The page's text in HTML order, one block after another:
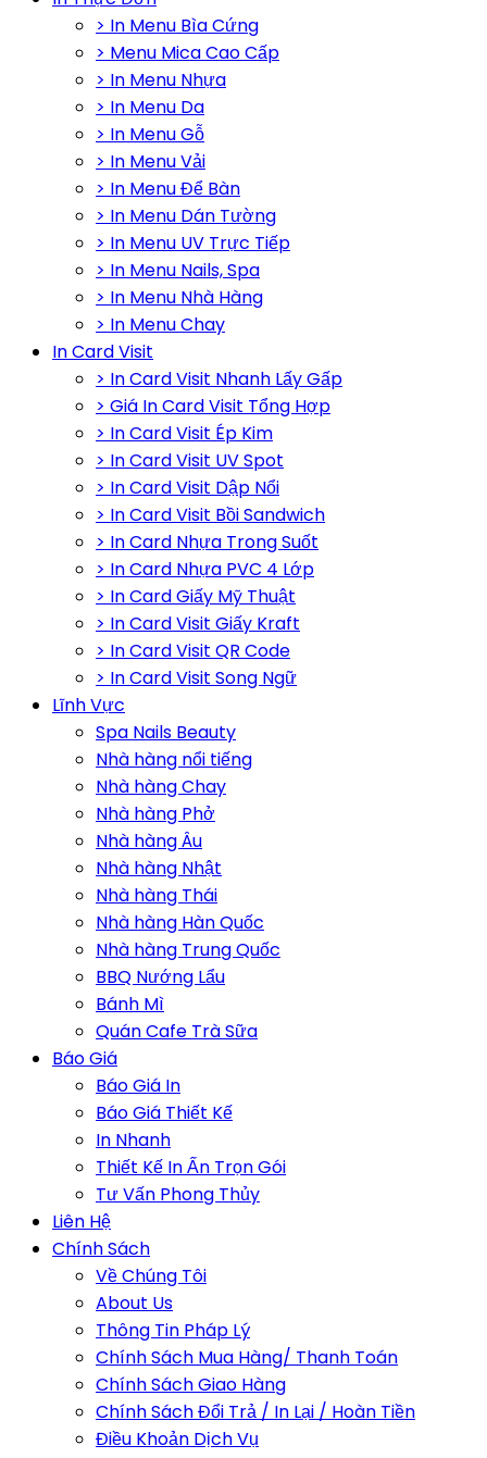
> In Menu Bìa Cứng
> Menu Mica Cao Cấp
> In Menu Nhựa
> In Menu Da
> In Menu Gỗ
> In Menu Vải
> In Menu Để Bàn
> In Menu Dán Tường
> In Menu UV Trực Tiếp
> In Menu Nails, Spa
> In Menu Nhà Hàng
> In Menu Chay
In Card Visit
> In Card Visit Nhanh Lấy Gấp
> Giá In Card Visit Tổng Hợp
> In Card Visit Ép Kim
> In Card Visit UV Spot
> In Card Visit Dập Nổi
> In Card Visit Bồi Sandwich
> In Card Nhựa Trong Suốt
> In Card Nhựa PVC 4 Lớp
> In Card Giấy Mỹ Thuật
> In Card Visit Giấy Kraft
> In Card Visit QR Code
> In Card Visit Song Ngữ
Lĩnh Vực
Spa Nails Beauty
Nhà hàng nổi tiếng
Nhà hàng Chay
Nhà hàng Phở
Nhà hàng Âu
Nhà hàng Nhật
Nhà hàng Thái
Nhà hàng Hàn Quốc
Nhà hàng Trung Quốc
BBQ Nướng Lẩu
Bánh Mì
Quán Cafe Trà Sữa
Báo Giá
Báo Giá In
Báo Giá Thiết Kế
In Nhanh
Thiết Kế In Ấn Trọn Gói
Tư Vấn Phong Thủy
Liên Hệ
Chính Sách
Về Chúng Tôi
About Us
Thông Tin Pháp Lý
Chính Sách Mua Hàng/ Thanh Toán
Chính Sách Giao Hàng
Chính Sách Đổi Trả / In Lại / Hoàn Tiền
Điều Khoản Dịch Vụ